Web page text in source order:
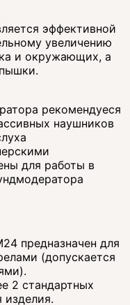
эффективной
увеличению
и окружающих, а
рекомендуеся
наушников
для работы в
предназначен для
(допускается
2 стандартных
изделия.